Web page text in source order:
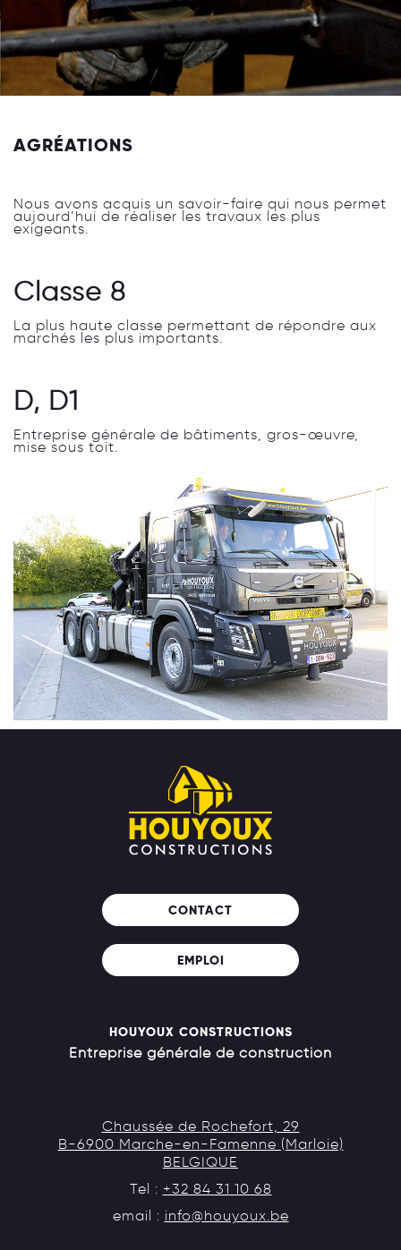
AGRÉATIONS
Nous avons acquis un savoir-faire qui nous permet
aujourd’hui de réaliser les travaux les plus
exigeants.
Classe 8
La plus haute classe permettant de répondre aux
marchés les plus importants.
D, D1
Entreprise générale de bâtiments, gros-œuvre,
mise sous toit.
CONTACT
EMPLOI
HOUYOUX CONSTRUCTIONS
Entreprise générale de construction
Chaussée de Rochefort, 29
B-6900 Marche-en-Famenne (Marloie)
BELGIQUE
Tel : +32 84 31 10 68
email : info@houyoux.be